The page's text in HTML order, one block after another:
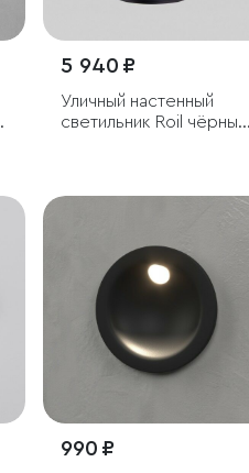
5 940 ₽
Уличный настенный
светильник Roil чёрный
990 ₽